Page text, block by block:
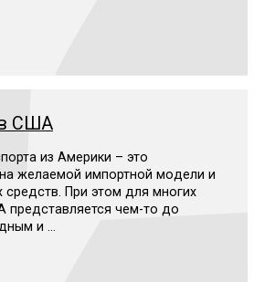
в США
из Америки – это
желаемой импортной модели и
При этом для многих
представляется чем-то до
и ...